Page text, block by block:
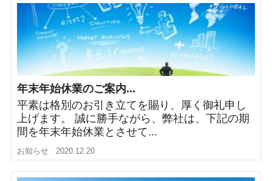
年末年始休業のご案内...
平素は格別のお引き立てを賜り、厚く御礼申し
上げます。 誠に勝手ながら、弊社は、下記の期
間を年末年始休業とさせて...
お知らせ 2020.12.20